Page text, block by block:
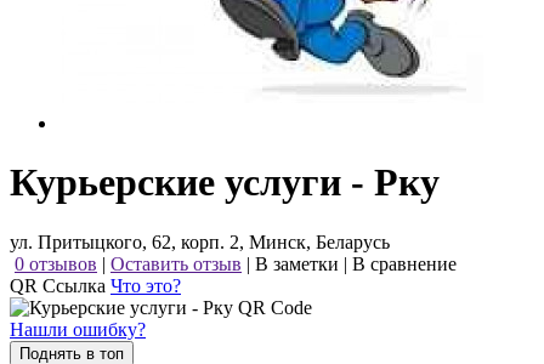
Курьерские услуги - Рку
ул. Притыцкого, 62, корп. 2, Минск, Беларусь
0 отзывов | Оставить отзыв | В заметки | В сравнение
QR Ссылка Что это?
Нашли ошибку?
Поднять в топ